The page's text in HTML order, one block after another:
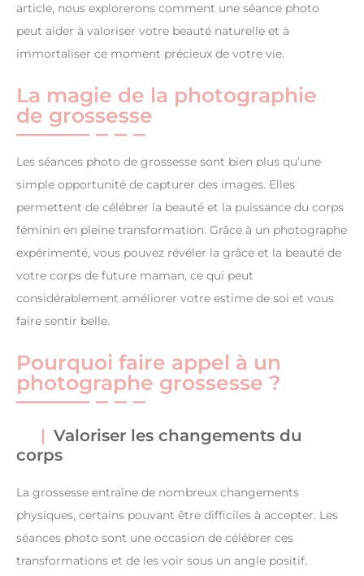
article, nous explorerons comment une séance photo
peut aider à valoriser votre beauté naturelle et à
immortaliser ce moment précieux de votre vie.
La magie de la photographie
de grossesse
Les séances photo de grossesse sont bien plus qu’une
simple opportunité de capturer des images. Elles
permettent de célébrer la beauté et la puissance du corps
féminin en pleine transformation. Grâce à un photographe
expérimenté, vous pouvez révéler la grâce et la beauté de
votre corps de future maman, ce qui peut
considérablement améliorer votre estime de soi et vous
faire sentir belle.
Pourquoi faire appel à un
photographe grossesse ?
Valoriser les changements du
corps
La grossesse entraîne de nombreux changements
physiques, certains pouvant être difficiles à accepter. Les
séances photo sont une occasion de célébrer ces
transformations et de les voir sous un angle positif.